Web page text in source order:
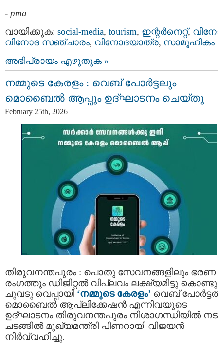
- pma
വായിക്കുക: social-media, tourism, ഇന്റര്‍നെറ്റ്‌,
വിനോദ സഞ്ചാരം, വിനോദയാത്ര, സാമൂഹികം
അഭിപ്രായം എഴുതുക »
നമ്മുടെ കേരളം : വെബ് പോർട്ടലും
മൊബൈൽ ആപ്പും ഉദ്ഘാടനം ചെയ്തു
February 25th, 2026
തിരുവനന്തപുരം : പൊതു സേവനങ്ങളിലും ഭരണ
രംഗത്തും ഡിജിറ്റൽ വിപ്ലവം ലക്ഷ്യമിട്ടു
ചുവടു വെപ്പായി ‘നമ്മുടെ കേരളം’ വെബ്
മൊബൈൽ ആപ്ലിക്കേഷൻ എന്നിവയുടെ
ഉദ്ഘാടനം തിരുവനന്തപുരം നിശാഗന്ധിയിൽ
ചടങ്ങിൽ മുഖ്യമന്ത്രി പിണറായി വിജയൻ
നിർവ്വഹിച്ചു.